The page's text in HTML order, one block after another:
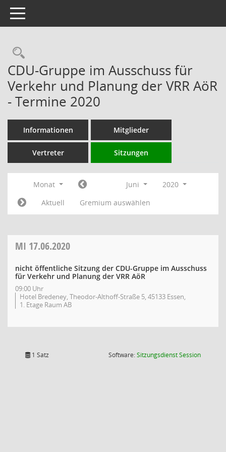
Toggle navigation
Rechercheauswahl
CDU-Gruppe im Ausschuss für
Verkehr und Planung der VRR AöR
- Termine 2020
Informationen Mitglieder
Vertreter Sitzungen
Monat Juni
2020
Aktuell
Gremium auswählen
MI 17.06.2020
nicht öffentliche Sitzung der CDU-Gruppe im Ausschuss
für Verkehr und Planung der VRR AöR
09:00 Uhr
Hotel Bredeney, Theodor-Althoff-Straße 5, 45133 Essen,
1. Etage Raum AB
1 Satz Software:SitzungsdienstSession(Wird in